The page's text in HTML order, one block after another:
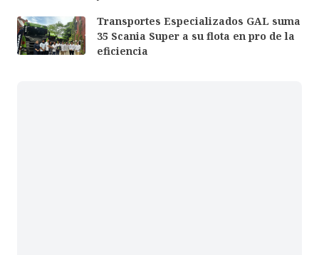
Transportes Especializados GAL suma
35 Scania Super a su flota en pro de la
eficiencia